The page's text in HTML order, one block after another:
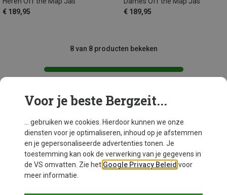
€ 189,95
€ 189,95
8 van 8 producten bekeken
Mogelijk interessant voor je
Voor je beste Bergzeit...
... gebruiken we cookies. Hierdoor kunnen we onze
diensten voor je optimaliseren, inhoud op je afstemmen
en je gepersonaliseerde advertenties tonen. Je
toestemming kan ook de verwerking van je gegevens in
de VS omvatten. Zie het Google Privacy Beleid voor
meer informatie.